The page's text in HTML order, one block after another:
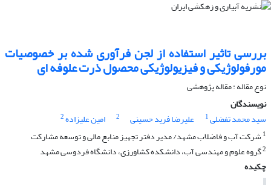
بررسی تاثیر استفاده از لجن فرآوری شده بر خصوصیات
مورفولوژیکی و فیزیولوژیکی محصول ذرت علوفه ‏ای
نوع مقاله : مقاله پژوهشی
نویسندگان
سید محمد تفضلی1 علیرضا فرید حسینی 2 امین علیزاده2
1 شرکت آب و فاضلاب مشهد/ مدیر دفتر تجهیز منابع مالی و توسعه مشارکت
2گروه علوم و مهندسی آب، دانشکده کشاورزی، دانشگاه فردوسی مشهد
چکیده